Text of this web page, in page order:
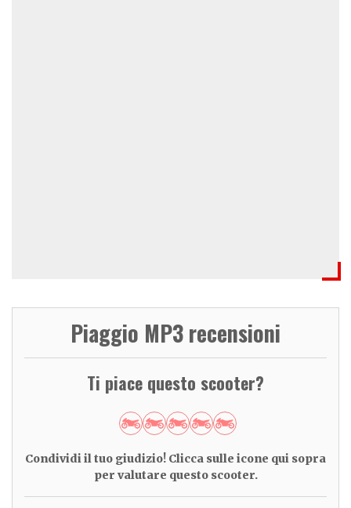
Piaggio MP3 recensioni
Ti piace questo scooter?
Condividi il tuo giudizio! Clicca sulle icone qui sopra
per valutare questo scooter.